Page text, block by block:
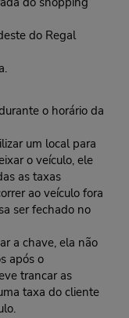
do Regal
o horário da
um local para
o veículo, ele
as taxas
ao veículo fora
ser fechado no
a chave, ela não
após o
trancar as
taxa do cliente